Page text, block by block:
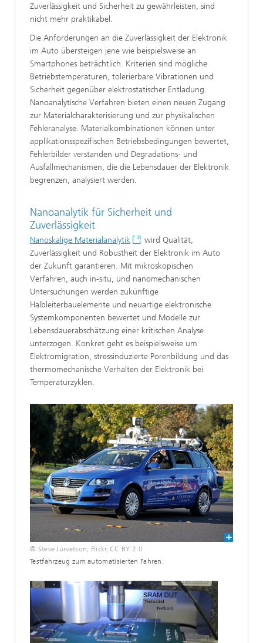
Zuverlässigkeit und Sicherheit zu gewährleisten, sind
nicht mehr praktikabel.
Die Anforderungen an die Zuverlässigkeit der Elektronik
im Auto übersteigen jene wie beispielsweise an
Smartphones beträchtlich. Kriterien sind mögliche
Betriebstemperaturen, tolerierbare Vibrationen und
Sicherheit gegenüber elektrostatischer Entladung.
Nanoanalytische Verfahren bieten einen neuen Zugang
zur Materialcharakterisierung und zur physikalischen
Fehleranalyse. Materialkombinationen können unter
applikationsspezifischen Betriebsbedingungen bewertet,
Fehlerbilder verstanden und Degradations- und
Ausfallmechanismen, die die Lebensdauer der Elektronik
begrenzen, analysiert werden.
Nanoanalytik für Sicherheit und
Zuverlässigkeit
Nanoskalige Materialanalytik
wird Qualität,
Zuverlässigkeit und Robustheit der Elektronik im Auto
der Zukunft garantieren. Mit mikroskopischen
Verfahren, auch in-situ, und nanomechanischen
Untersuchungen werden zukünftige
Halbleiterbauelemente und neuartige elektronische
Systemkomponenten bewertet und Modelle zur
Lebensdauerabschätzung einer kritischen Analyse
unterzogen. Konkret geht es beispielsweise um
Elektromigration, stressinduzierte Porenbildung und das
thermomechanische Verhalten der Elektronik bei
Temperaturzyklen.
© Steve Jurvetson, Flickr, CC BY 2.0
Testfahrzeug zum automatisierten Fahren.